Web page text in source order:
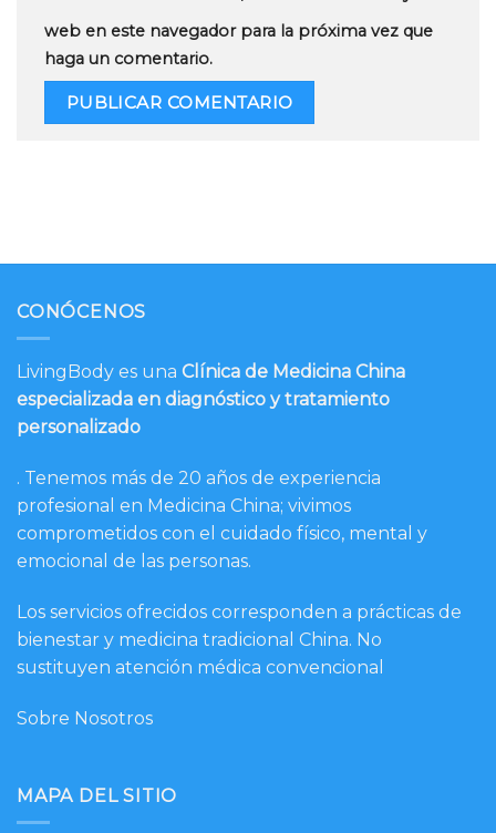
web en este navegador para la próxima vez que
haga un comentario.
CONÓCENOS
LivingBody es una Clínica de Medicina China
especializada en diagnóstico y tratamiento
personalizado
. Tenemos más de 20 años de experiencia
profesional en Medicina China; vivimos
comprometidos con el cuidado físico, mental y
emocional de las personas.
Los servicios ofrecidos corresponden a prácticas de
bienestar y medicina tradicional China. No
sustituyen atención médica convencional
Sobre Nosotros
MAPA DEL SITIO